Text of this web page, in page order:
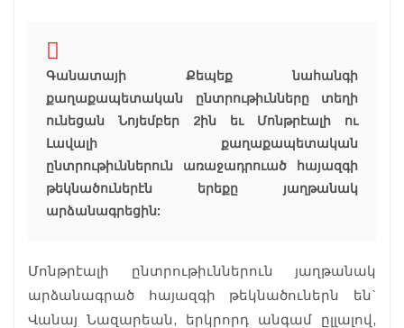
Գանատայի Քեպեք նահանգի
քաղաքապետական ընտրութիւնները տեղի
ունեցան Նոյեմբեր 2ին եւ Մոնթրէալի ու
Լավալի քաղաքապետական
ընտրութիւններուն առաջադրուած հայազգի
թեկնածուներէն երեքը յաղթանակ
արձանագրեցին:
Մոնթրէալի ընտրութիւններուն յաղթանակ
արձանագրած հայազգի թեկնածուներն են`
Վանայ Նազարեան, երկրորդ անգամ ըլլալով,